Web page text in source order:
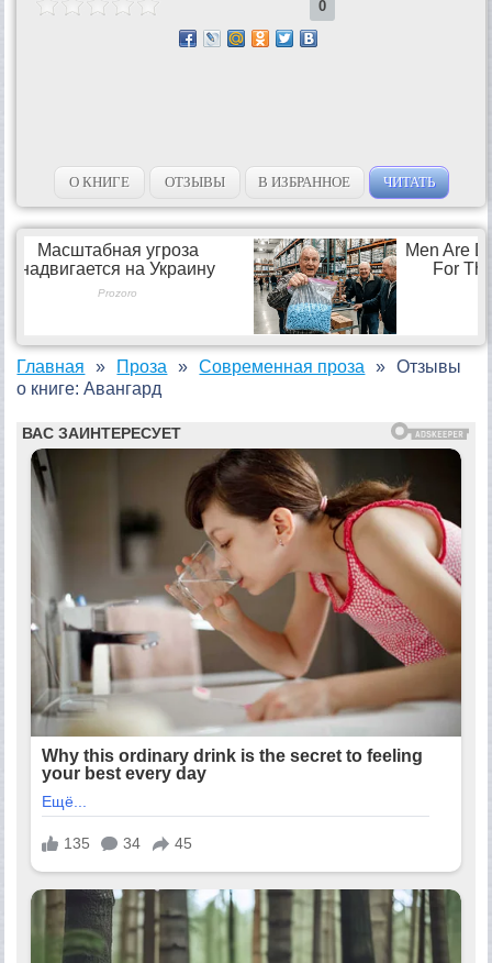
0
О КНИГЕ ОТЗЫВЫ В ИЗБРАННОЕ ЧИТАТЬ
Главная Проза Современная проза
Отзывы
о книге: Авангард